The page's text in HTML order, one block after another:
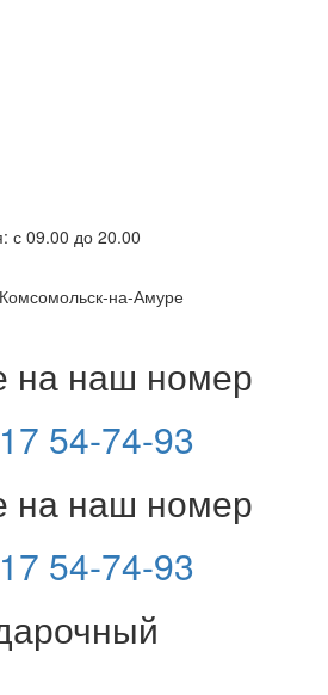
с 09.00 до 20.00
на-Амуре
на наш номер
54-74-93
на наш номер
54-74-93